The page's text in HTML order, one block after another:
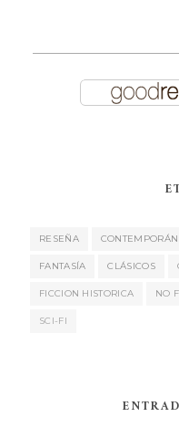
RESEÑA
FANTASÍA CLÁSICOS
FICCION HISTORICA NO
SCI-FI